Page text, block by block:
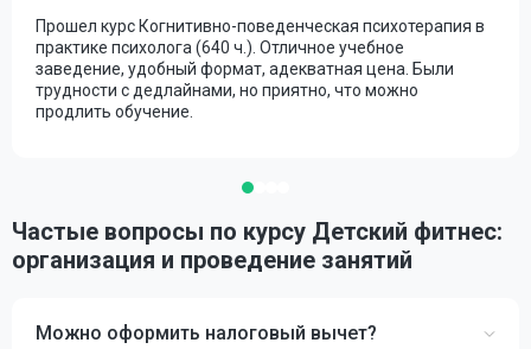
Прошел курс Когнитивно-поведенческая психотерапия в
практике психолога (640 ч.). Отличное учебное
заведение, удобный формат, адекватная цена. Были
трудности с дедлайнами, но приятно, что можно
продлить обучение.
Частые вопросы по курсу Детский фитнес:
организация и проведение занятий
Можно оформить налоговый вычет?